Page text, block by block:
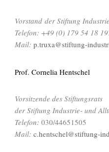
Vorstand der Stiftung
Telefon: +49 (0) 179 54 18
Mail: p.truxa@stiftung-
Prof. Cornelia Hentschel
Vorsitzende des Stiftungsrats
der Stiftung Industrie- und
Telefon: 030/44651505
Mail: c.hentschel@stiftung-